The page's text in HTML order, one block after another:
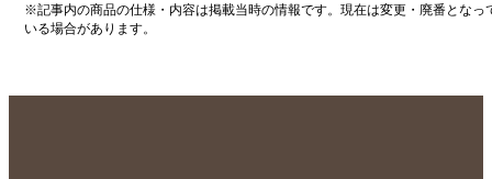
※記事内の商品の仕様・内容は掲載当時の情報です。現在は変更・廃番となっ
いる場合があります。